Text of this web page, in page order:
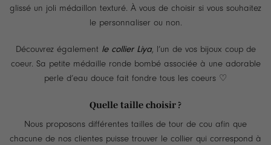
glissé un joli médaillon texturé. À vous de choisir si vous souhaitez
le personnaliser ou non.
Découvrez également le collier Liya, l’un de vos bijoux coup de
coeur. Sa petite médaille ronde bombé associée à une adorable
perle d’eau douce fait fondre tous les coeurs ♡
Quelle taille choisir ?
Nous proposons différentes tailles de tour de cou afin que
chacune de nos clientes puisse trouver le collier qui correspond à